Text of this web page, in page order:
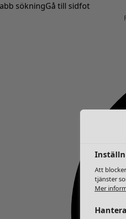
sökningGå till sidfot
Att
tjänster
Mer